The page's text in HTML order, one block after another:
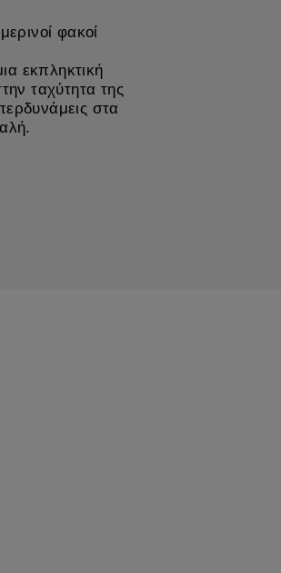
φακοί
εκπληκτική
ταχύτητα της
στα